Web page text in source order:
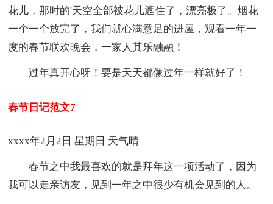
花儿，那时的'天空全部被花儿遮住了，漂亮极了。烟花
一个一个放完了，我们就心满意足的进屋，观看一年一
度的春节联欢晚会，一家人其乐融融！
过年真开心呀！要是天天都像过年一样就好了！
春节日记范文7
xxxx年2月2日 星期日 天气晴
春节之中我最喜欢的就是拜年这一项活动了，因为
我可以走亲访友，见到一年之中很少有机会见到的人。